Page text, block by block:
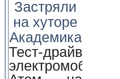
Застряли
на хуторе
Академика
Тест-драйв
электромобиля